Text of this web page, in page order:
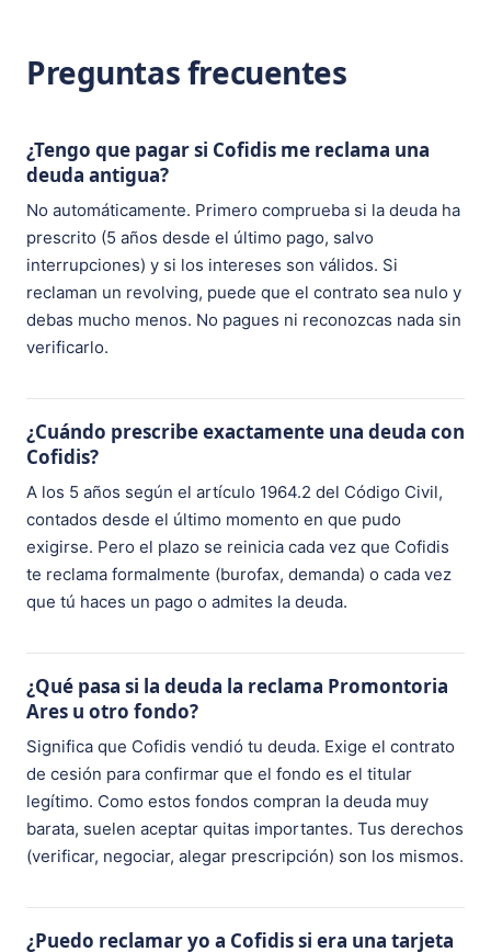
Preguntas frecuentes
¿Tengo que pagar si Cofidis me reclama una
deuda antigua?
No automáticamente. Primero comprueba si la deuda ha
prescrito (5 años desde el último pago, salvo
interrupciones) y si los intereses son válidos. Si
reclaman un revolving, puede que el contrato sea nulo y
debas mucho menos. No pagues ni reconozcas nada sin
verificarlo.
¿Cuándo prescribe exactamente una deuda con
Cofidis?
A los 5 años según el artículo 1964.2 del Código Civil,
contados desde el último momento en que pudo
exigirse. Pero el plazo se reinicia cada vez que Cofidis
te reclama formalmente (burofax, demanda) o cada vez
que tú haces un pago o admites la deuda.
¿Qué pasa si la deuda la reclama Promontoria
Ares u otro fondo?
Significa que Cofidis vendió tu deuda. Exige el contrato
de cesión para confirmar que el fondo es el titular
legítimo. Como estos fondos compran la deuda muy
barata, suelen aceptar quitas importantes. Tus derechos
(verificar, negociar, alegar prescripción) son los mismos.
¿Puedo reclamar yo a Cofidis si era una tarjeta